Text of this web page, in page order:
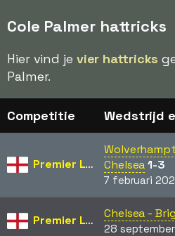
Cole Palmer hattricks
Hier vind je vier hattricks
Palmer.
Competitie Wedstrijd
Premier League
Chelsea 1-3
7 februari
Premier League Chelsea -
28